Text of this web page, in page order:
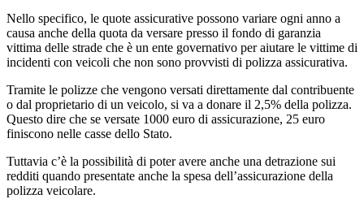
Nello specifico, le quote assicurative possono variare ogni anno a
causa anche della quota da versare presso il fondo di garanzia
vittima delle strade che è un ente governativo per aiutare le vittime di
incidenti con veicoli che non sono provvisti di polizza assicurativa.
Tramite le polizze che vengono versati direttamente dal contribuente
o dal proprietario di un veicolo, si va a donare il 2,5% della polizza.
Questo dire che se versate 1000 euro di assicurazione, 25 euro
finiscono nelle casse dello Stato.
Tuttavia c’è la possibilità di poter avere anche una detrazione sui
redditi quando presentate anche la spesa dell’assicurazione della
polizza veicolare.